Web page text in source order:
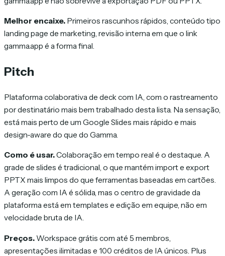
Melhor encaixe. Primeiros rascunhos rápidos, conteúdo tipo
landing page de marketing, revisão interna em que o link
gamma.app é a forma final.
Pitch
Plataforma colaborativa de deck com IA, com o rastreamento
por destinatário mais bem trabalhado desta lista. Na sensação,
está mais perto de um Google Slides mais rápido e mais
design-aware do que do Gamma.
Como é usar.Colaboração em tempo real é o destaque. A
grade de slides é tradicional, o que mantém import e export
PPTX mais limpos do que ferramentas baseadas em cartões.
A geração com IA é sólida, mas o centro de gravidade da
plataforma está em templates e edição em equipe, não em
velocidade bruta de IA.
Preços. Workspace grátis com até 5 membros,
apresentações ilimitadas e 100 créditos de IA únicos. Plus